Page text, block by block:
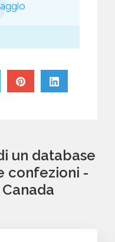
un database
confezioni -